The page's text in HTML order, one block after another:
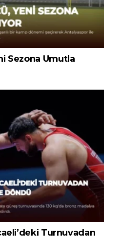
Sezona Umutla
Turnuvadan